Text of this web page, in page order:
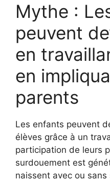
Mythe :
peuvent
en
en
parents
Les enfants peuvent
élèves grâce à un
participation de leurs
surdouement est
naissent avec ou